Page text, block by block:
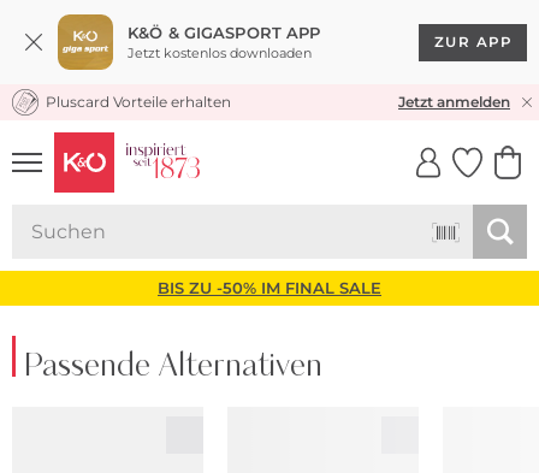
K&Ö & GIGASPORT APP
Jetzt kostenlos downloaden
ZUR APP
KOSTENLOSER VERSAND* & RÜCKVERSAND
Pluscard Vorteile erhalten Jetzt anmelden
UNSERE APP
CLICK &
BIS ZU -50% IM FINAL SALE
Passende Alternativen